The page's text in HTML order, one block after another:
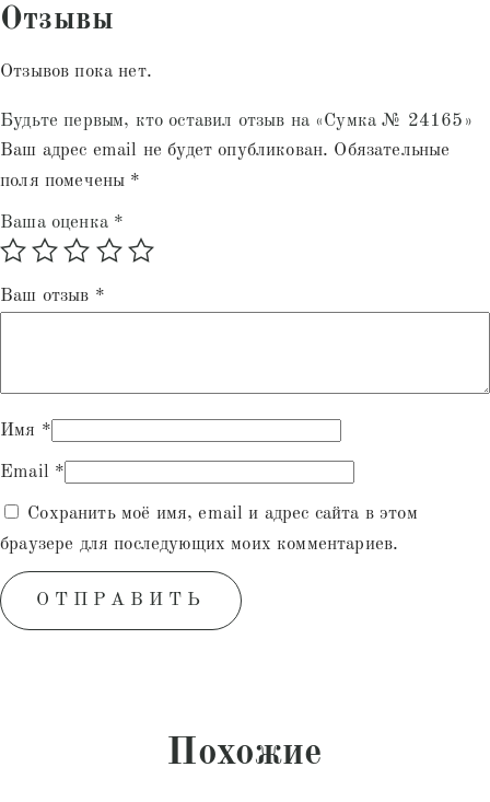
Отзывы
Отзывов пока нет.
Будьте первым, кто оставил отзыв на «Сумка № 24165»
Ваш адрес email не будет опубликован. Обязательные
поля помечены *
Ваша оценка *
Ваш отзыв *
Имя *
Email *
Сохранить моё имя, email и адрес сайта в этом
браузере для последующих моих комментариев.
Похожие